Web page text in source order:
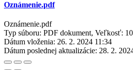
Oznámenie.pdf
Oznámenie.pdf
Typ súboru: PDF dokument, Veľkosť:
Dátum vloženia: 26. 2. 2024 11:34
Dátum poslednej aktualizácie: 28. 2.